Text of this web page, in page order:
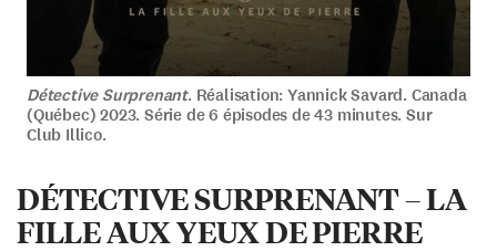
Détective Surprenant. Réalisation: Yannick Savard. Canada
(Québec) 2023. Série de 6 épisodes de 43 minutes. Sur
Club Illico.
DÉTECTIVE SURPRENANT – LA
FILLE AUX YEUX DE PIERRE